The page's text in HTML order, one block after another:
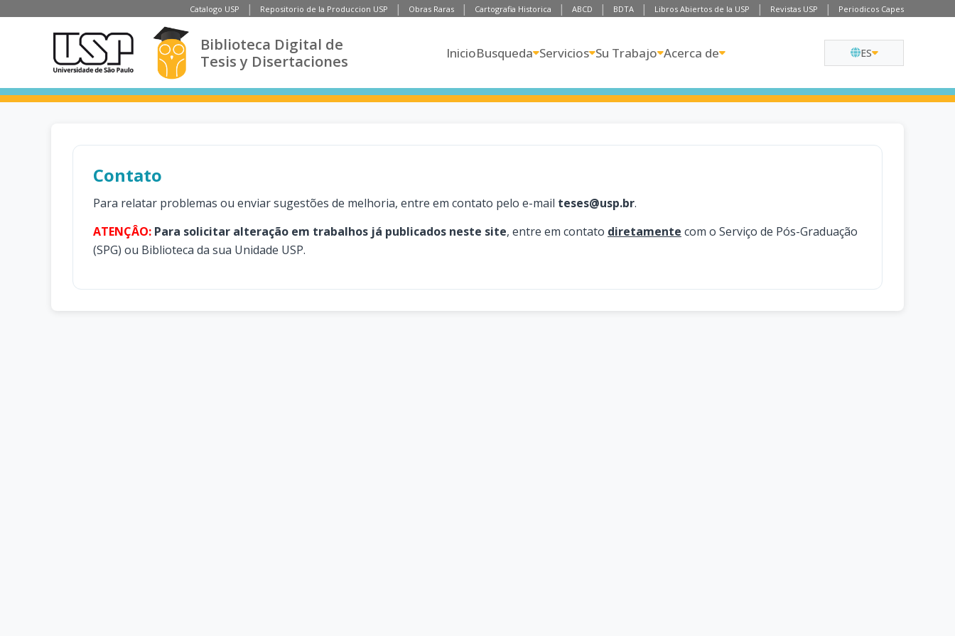
Catalogo USP Repositorio de la Produccion USP Obras Raras Cartografia Historica ABCD BDTA Libros Abiertos de la USP Revistas USP Periodicos Capes
Biblioteca Digital de
Tesis y Disertaciones
InicioBusqueda Servicios Su Trabajo Acerca de ES
Contato
Para relatar problemas ou enviar sugestões de melhoria, entre em contato pelo e-mail teses@usp.br.
ATENÇÂO: Para solicitar alteração em trabalhos já publicados neste site, entre em contato diretamente com o Serviço de Pós-Graduação
(SPG) ou Biblioteca da sua Unidade USP.